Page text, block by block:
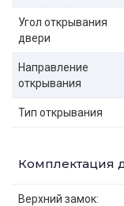
Угол открывания
двери
Направление
открывания
Тип открывания
Комплектация
Верхний замок: